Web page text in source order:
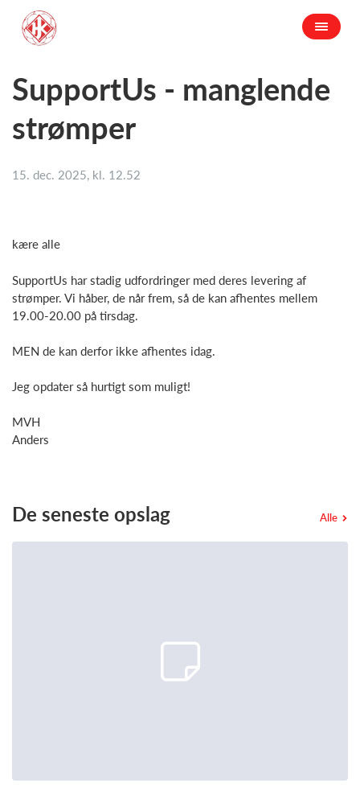
SupportUs - manglende
strømper
15. dec. 2025, kl. 12.52
kære alle
SupportUs har stadig udfordringer med deres levering af
strømper. Vi håber, de når frem, så de kan afhentes mellem
19.00-20.00 på tirsdag.
MEN de kan derfor ikke afhentes idag.
Jeg opdater så hurtigt som muligt!
MVH
Anders
De seneste opslag Alle